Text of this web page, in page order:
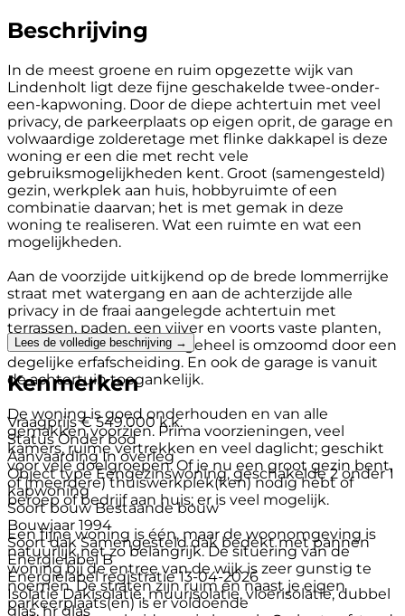
Beschrijving
In de meest groene en ruim opgezette wijk van
Lindenholt ligt deze fijne geschakelde twee-onder-
een-kapwoning. Door de diepe achtertuin met veel
privacy, de parkeerplaats op eigen oprit, de garage en
volwaardige zolderetage met flinke dakkapel is deze
woning er een die met recht vele
gebruiksmogelijkheden kent. Groot (samengesteld)
gezin, werkplek aan huis, hobbyruimte of een
combinatie daarvan; het is met gemak in deze
woning te realiseren. Wat een ruimte en wat een
mogelijkheden.
Aan de voorzijde uitkijkend op de brede lommerrijke
straat met watergang en aan de achterzijde alle
privacy in de fraai aangelegde achtertuin met
terrassen, paden, een vijver en voorts vaste planten,
bomen en struiken. Het geheel is omzoomd door een
degelijke erfafscheiding. En ook de garage is vanuit
de achtertuin toegankelijk.
De woning is goed onderhouden en van alle
gemakken voorzien. Prima voorzieningen, veel
kamers, ruime vertrekken en veel daglicht; geschikt
voor vele doelgroepen. Of je nu een groot gezin bent,
of (meerdere) thuiswerkplek(ken) nodig hebt of
beroep of bedrijf aan huis; er is veel mogelijk.
Een fijne woning is één, maar de woonomgeving is
natuurlijk net zo belangrijk. De situering van de
woning bij de entree van de wijk is zeer gunstig te
noemen. De straten zijn ruim en naast je eigen
parkeerplaats(en) is er voldoende
Lees de volledige beschrijving →
Kenmerken
Vraagprijs € 549.000 k.k.
Status Onder bod
Aanvaarding In overleg
Object type Eengezinswoning, geschakelde 2 onder 1
kapwoning
Soort bouw Bestaande bouw
Bouwjaar 1994
Soort dak Samengesteld dak bedekt met pannen
Energielabel B
Energielabel registratie 13-04-2026
Isolatie Dakisolatie, muurisolatie, vloerisolatie, dubbel
glas, hr glas